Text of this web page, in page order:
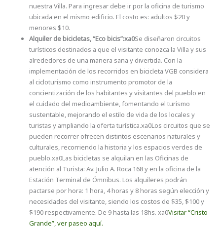
nuestra Villa. Para ingresar debe ir por la oficina de turismo
ubicada en el mismo edificio. El costo es: adultos $20 y
menores $10.
Alquiler de bicicletas, “Eco bicis”:xa0Se diseñaron circuitos
turísticos destinados a que el visitante conozca la Villa y sus
alrededores de una manera sana y divertida. Con la
implementación de los recorridos en bicicleta VGB considera
al cicloturismo como instrumento promotor de la
concientización de los habitantes y visitantes del pueblo en
el cuidado del medioambiente, fomentando el turismo
sustentable, mejorando el estilo de vida de los locales y
turistas y ampliando la oferta turística.xa0Los circuitos que se
pueden recorrer ofrecen distintos escenarios naturales y
culturales, recorriendo la historia y los espacios verdes de
pueblo.xa0Las bicicletas se alquilan en las Oficinas de
atención al Turista: Av. Julio A. Roca 168 y en la oficina de la
Estación Terminal de Ómnibus. Los alquileres podrán
pactarse por hora: 1 hora, 4 horas y 8 horas según elección y
necesidades del visitante, siendo los costos de $35, $100 y
$190 respectivamente. De 9 hasta las 18hs. xa0Visitar “Cristo
Grande”, ver paseo aquí.